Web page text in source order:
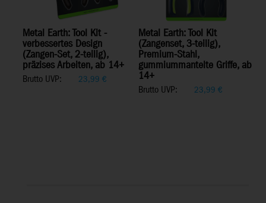
Metal Earth: Tool Kit -
verbessertes Design
(Zangen-Set, 2-teilig),
präzises Arbeiten, ab 14+
Brutto UVP: 23,99 €
Metal Earth: Tool Kit
(Zangenset, 3-teilig),
Premium-Stahl,
gummiummantelte Griffe, ab
14+
Brutto UVP: 23,99 €